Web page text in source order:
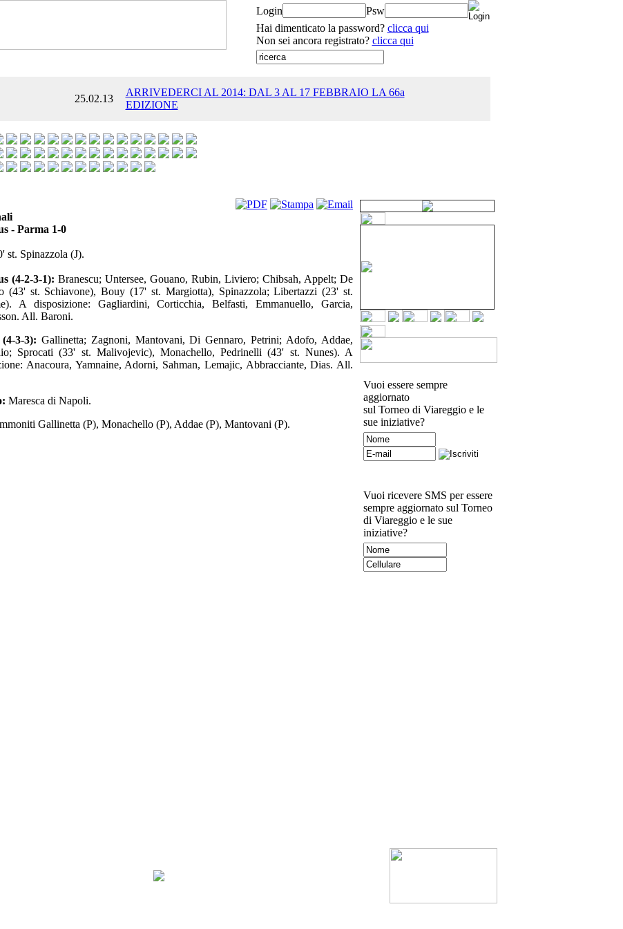
Login
Psw
Hai dimenticato la password? clicca qui
Non sei ancora registrato? clicca qui
25.02.13
ARRIVEDERCI AL 2014: DAL 3 AL 17 FEBBRAIO LA 66a
EDIZIONE
- Parma 1-0
st. Spinazzola (J).
(4-2-3-1): Branescu; Untersee, Gouano, Rubin, Liviero; Chibsah, Appelt; De
(43' st. Schiavone), Bouy (17' st. Margiotta), Spinazzola; Libertazzi (23' st.
A disposizione: Gagliardini, Corticchia, Belfasti, Emmanuello, Garcia,
All. Baroni.
3-3): Gallinetta; Zagnoni, Mantovani, Di Gennaro, Petrini; Adofo, Addae,
Sprocati (33' st. Malivojevic), Monachello, Pedrinelli (43' st. Nunes). A
Anacoura, Yamnaine, Adorni, Sahman, Lemajic, Abbracciante, Dias. All.
Maresca di Napoli.
Gallinetta (P), Monachello (P), Addae (P), Mantovani (P).
Vuoi essere sempre
aggiornato
sul Torneo di Viareggio e le
sue iniziative?
Vuoi ricevere SMS per essere
sempre aggiornato sul Torneo
di Viareggio e le sue
iniziative?